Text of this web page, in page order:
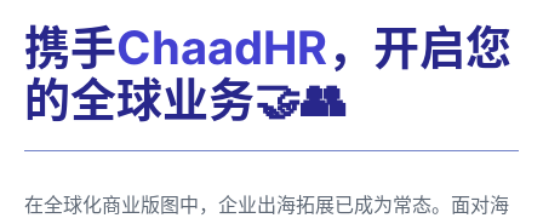
携手ChaadHR，开启您
的全球业务🤝👥
在全球化商业版图中，企业出海拓展已成为常态。面对海